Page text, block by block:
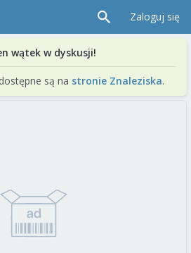
Zaloguj się
wątek w dyskusji!
są na stronie Znaleziska.